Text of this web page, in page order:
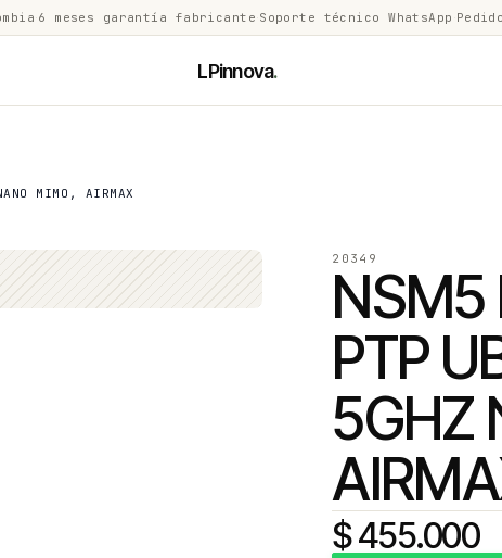
6 meses garantía fabricante Soporte técnico WhatsApp
LPinnova.
MIMO, AIRMAX
20349
NSM5
PTP
5GHZ
$ 455.000